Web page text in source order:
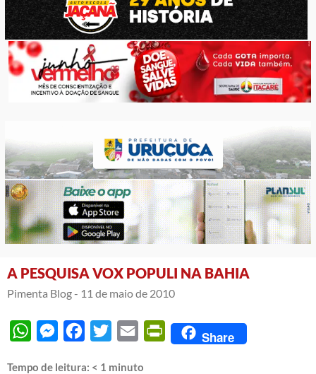
A PESQUISA VOX POPULI NA BAHIA
Pimenta Blog - 11 de maio de 2010
WhatsAppMessengerFacebook
Twitter Email PrintFriendly
Share
Tempo de leitura: < 1 minuto